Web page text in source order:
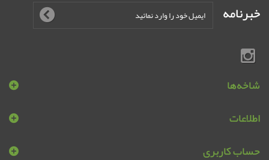
خبرنامه
شاخه‌ها
اطلاعات
حساب کاربری